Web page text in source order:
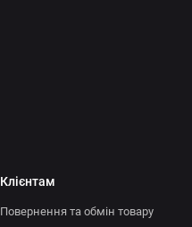
Клієнтам
Повернення та обмін товару